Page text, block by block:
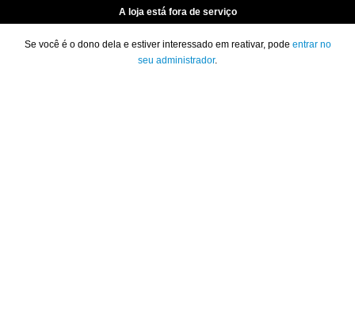
A loja está fora de serviço
Se você é o dono dela e estiver interessado em reativar, pode entrar no
seu administrador.